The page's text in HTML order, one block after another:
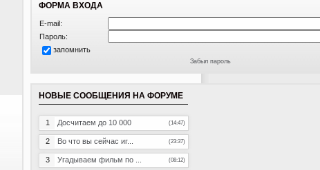
ФОРМА ВХОДА
E-mail:
Пароль:
запомнить
Забыл пароль
НОВЫЕ СООБЩЕНИЯ НА ФОРУМЕ
1 Досчитаем до 10 000 (14:47)
2 Во что вы сейчас иг... (23:37)
3 Угадываем фильм по ... (08:12)